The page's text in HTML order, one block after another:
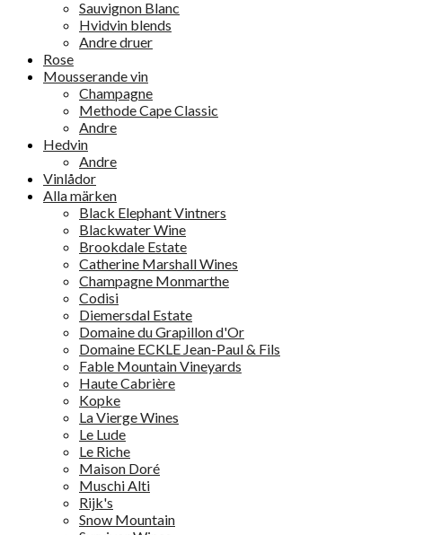
Sauvignon Blanc
Hvidvin blends
Andre druer
Rose
Mousserande vin
Champagne
Methode Cape Classic
Andre
Hedvin
Andre
Vinlådor
Alla märken
Black Elephant Vintners
Blackwater Wine
Brookdale Estate
Catherine Marshall Wines
Champagne Monmarthe
Codisi
Diemersdal Estate
Domaine du Grapillon d'Or
Domaine ECKLE Jean-Paul & Fils
Fable Mountain Vineyards
Haute Cabrière
Kopke
La Vierge Wines
Le Lude
Le Riche
Maison Doré
Muschi Alti
Rijk's
Snow Mountain